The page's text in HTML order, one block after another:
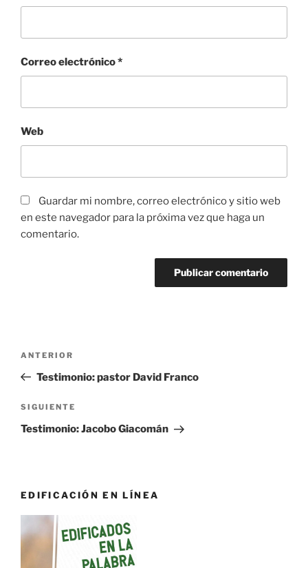
Correo electrónico*
Web
Guardar mi nombre, correo electrónico y sitio web
en este navegador para la próxima vez que haga un
comentario.
entradas
Entrada
anterior:
ANTERIOR
Testimonio: pastor David Franco
Siguiente
entrada
SIGUIENTE
Testimonio: Jacobo Giacomán
EDIFICACIÓN EN LÍNEA